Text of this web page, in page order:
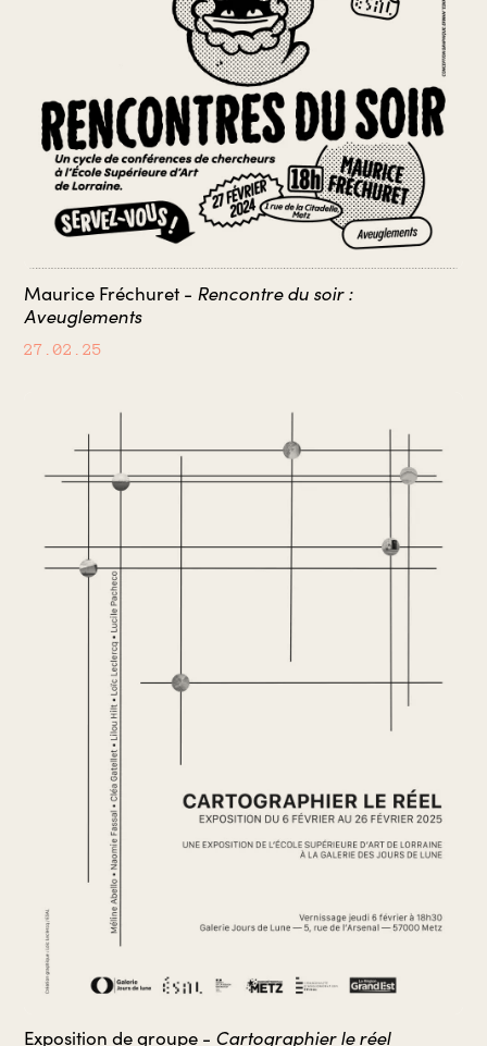
Maurice Fréchuret - Rencontre du soir :
Aveuglements
27.02.25
Exposition de groupe - Cartographier le réel